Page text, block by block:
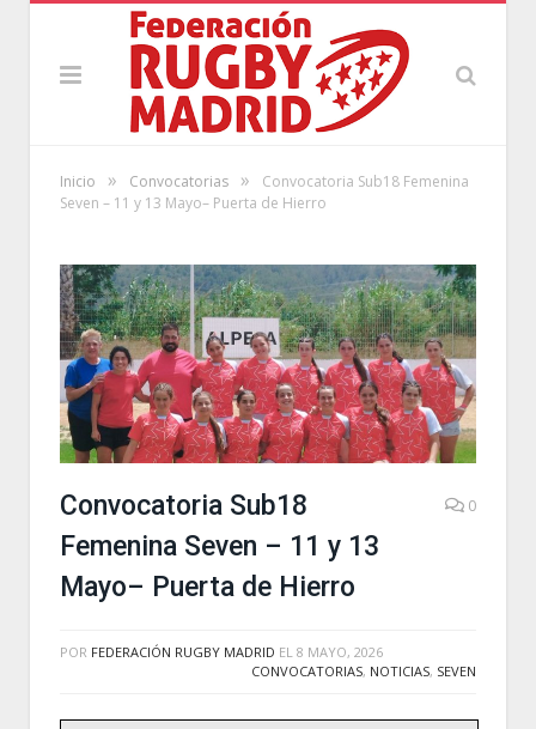
Inicio » Convocatorias »
Convocatoria Sub18 Femenina
Seven – 11 y 13 Mayo– Puerta de Hierro
Convocatoria Sub18
Femenina Seven – 11 y 13
Mayo– Puerta de Hierro
0
POR FEDERACIÓN RUGBY MADRID EL 8 MAYO, 2026
CONVOCATORIAS, NOTICIAS, SEVEN